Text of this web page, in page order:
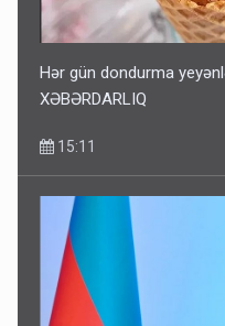
Hər gün dondurma
XƏBƏRDARLIQ
15:11